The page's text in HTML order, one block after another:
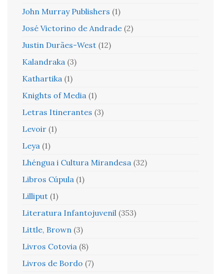
John Murray Publishers (1)
José Victorino de Andrade (2)
Justin Durães-West (12)
Kalandraka (3)
Kathartika (1)
Knights of Media (1)
Letras Itinerantes (3)
Levoir (1)
Leya (1)
Lhéngua i Cultura Mirandesa (32)
Libros Cúpula (1)
Lilliput (1)
Literatura Infantojuvenil (353)
Little, Brown (3)
Livros Cotovia (8)
Livros de Bordo (7)